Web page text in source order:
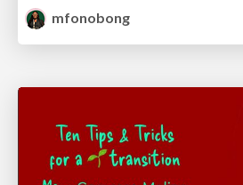
mfonobong